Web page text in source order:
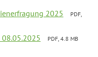
2025
PDF,
PDF, 4.8 MB